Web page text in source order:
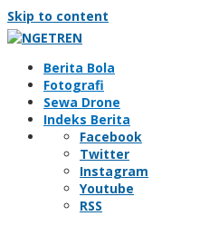
Skip to content
Berita Bola
Fotografi
Sewa Drone
Indeks Berita
Facebook
Twitter
Instagram
Youtube
RSS